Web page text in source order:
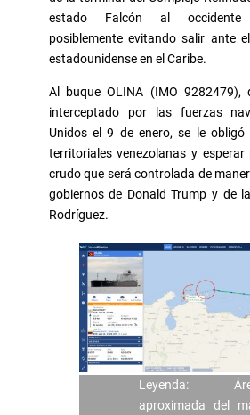
estado Falcón al occidente
posiblemente evitando salir ante
estadounidense en el Caribe.
Al buque OLINA (IMO
interceptado por las fuerzas
Unidos el 9 de enero, se le
territoriales venezolanas y
crudo que será controlada de
gobiernos de Donald Trump y de
Rodríguez.
Leyenda:
aproximada del